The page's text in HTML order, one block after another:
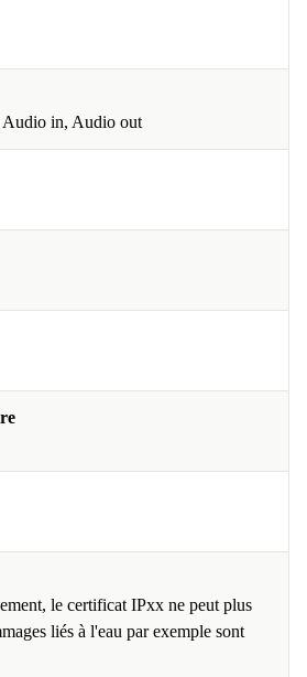
in, Audio out
le certificat IPxx ne peut plus
liés à l'eau par exemple sont